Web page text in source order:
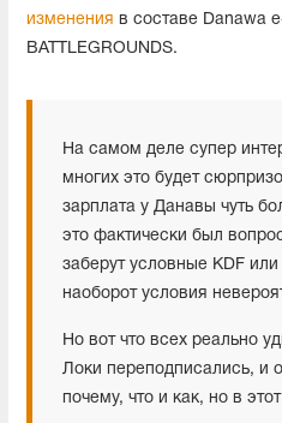
изменения в составе Danawa
BATTLEGROUNDS.
На самом деле супер
многих это будет
зарплата у Данавы чуть
это фактически был
заберут условные KDF
наоборот условия
Но вот что всех реально
Локи переподписались, и
почему, что и как, но в